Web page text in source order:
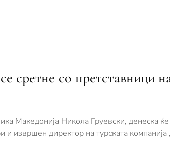
сретне со претставници
Македонија Никола Груевски, денеска
и извршен директор на турската